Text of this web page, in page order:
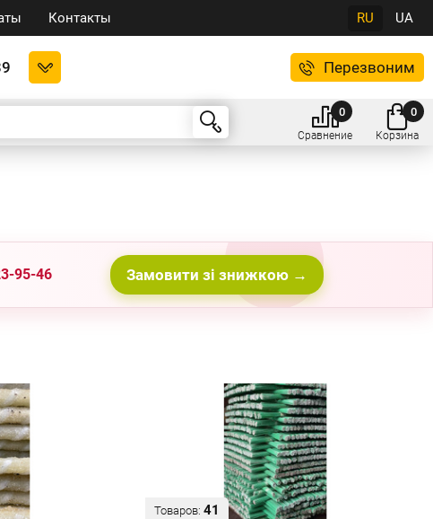
Контакты RU UA
Перезвоним
Сравнение
0
Корзина
0
95-46 Замовити зі знижкою →
Товаров: 41